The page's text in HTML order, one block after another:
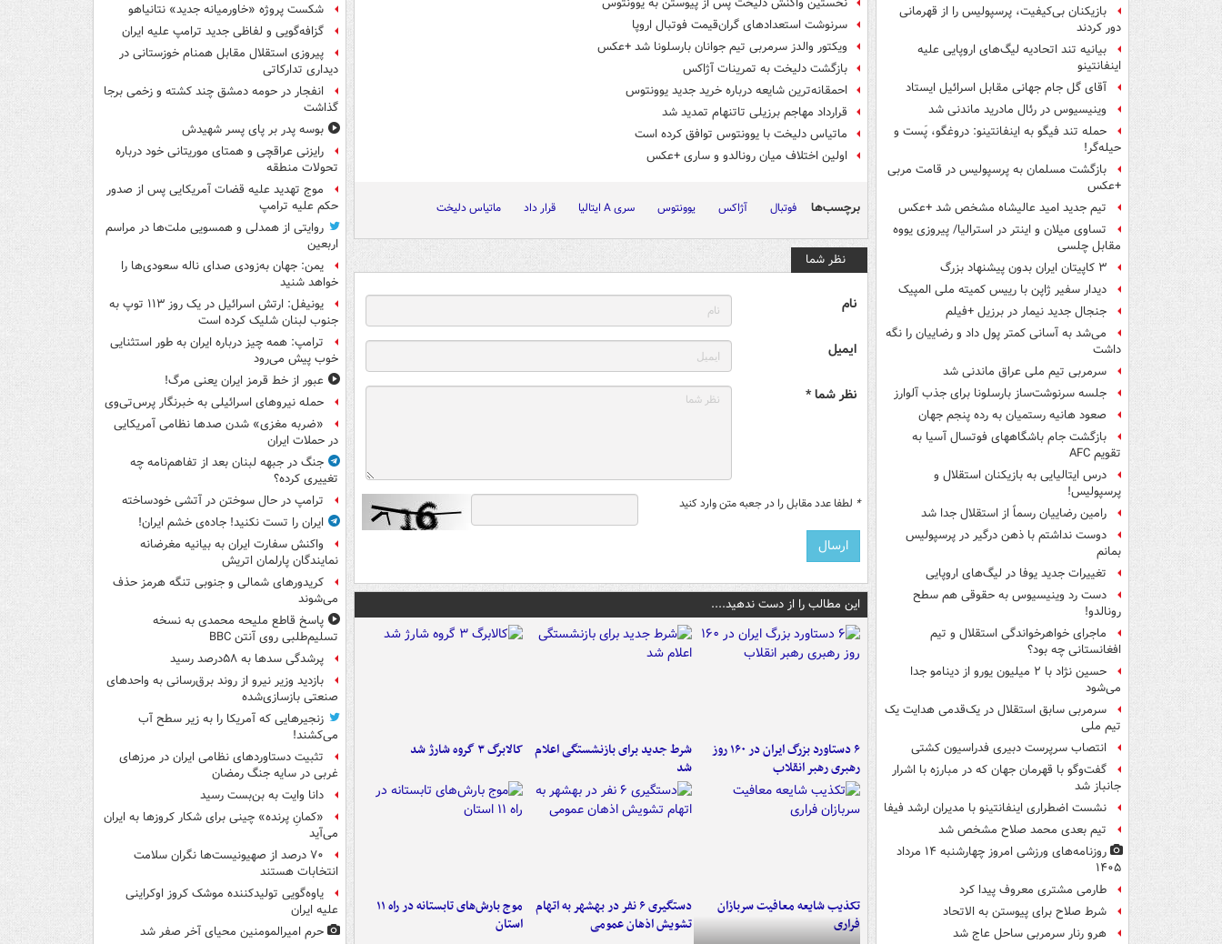
بازیکنان بی‌کیفیت، پرسپولیس را از قهرمانی
دور کردند
بیانیه تند اتحادیه لیگ‌های اروپایی علیه
اینفانتینو
آقای گل جام جهانی مقابل اسرائیل ایستاد
وینیسیوس در رئال مادرید ماندنی شد
حمله تند فیگو به اینفانتینو: دروغگو، پَست‌ و
حیله‌گر!
بازگشت مسلمان به پرسپولیس در قامت مربی
+عکس
تیم جدید امید عالیشاه مشخص شد +عکس
تساوی میلان و اینتر در استرالیا/ پیروزی یووه
مقابل چلسی
۳ کاپیتان ایران بدون پیشنهاد بزرگ
دیدار سفیر ژاپن با رییس کمیته ملی المپیک
جنجال جدید نیمار در برزیل +فیلم
می‌شد به آسانی کمتر پول داد و رضاییان را نگه
داشت
سرمربی تیم ملی عراق ماندنی شد
جلسه سرنوشت‌ساز بارسلونا برای جذب آلوارز
صعود هانیه رستمیان به رده پنجم جهان
بازگشت جام باشگاههای فوتسال آسیا به
تقویم AFC
درس ایتالیایی‌ به بازیکنان استقلال و
پرسپولیس!
رامین رضاییان رسماً از استقلال جدا شد
دوست نداشتم با ذهن درگیر در پرسپولیس
بمانم
تغییرات جدید یوفا در لیگ‌های اروپایی
دست رد وینیسیوس به حقوقی هم سطح
رونالدو!
ماجرای خواهرخواندگی استقلال و تیم
افغانستانی چه بود؟
حسین نژاد با ۲ میلیون یورو از دینامو جدا
می‌شود
سرمربی سابق استقلال در یک‌قدمی هدایت یک
تیم ملی
انتصاب سرپرست دبیری فدراسیون کشتی
گفت‌وگو با قهرمان جهان که در مبارزه با اشرار
جانباز شد
نشست اضطراری اینفانتینو با مدیران ارشد فیفا
تیم بعدی محمد صلاح مشخص شد
روزنامه‌های ورزشی امروز چهارشنبه ۱۴ مرداد
۱۴۰۵
طارمی مشتری معروف پیدا کرد
شرط صلاح برای پیوستن به الاتحاد
هرو رنار سرمربی ساحل عاج شد
نخستین واکنش دلیخت پس از پیوستن به یوونتوس
سرنوشت استعدادهای گران‌قیمت فوتبال اروپا
ویکتور والدز سرمربی تیم جوانان بارسلونا شد +عکس
بازگشت دلیخت به تمرینات آژاکس
احمقانه‌ترین شایعه درباره خرید جدید یوونتوس
قرارداد مهاجم برزیلی تاتنهام تمدید شد
ماتیاس دلیخت با یوونتوس توافق کرده است
اولین اختلاف میان رونالدو و ساری +عکس
برچسب‌ها فوتبال آژاکس یوونتوس سری A ایتالیا قرار داد ماتیاس دلیخت
نظر شما
نام
ایمیل
نظر شما *
* لطفا عدد مقابل را در جعبه متن وارد کنید
این مطالب را از دست ندهید....
۶ دستاورد بزرگ ایران در ۱۶۰ روز
رهبری رهبر انقلاب
شرط جدید برای بازنشستگی اعلام
شد
کالابرگ ۳ گروه شارژ شد
تکذیب شایعه معافیت سربازان
فراری
دستگیری ۶ نفر در بهشهر به اتهام
تشویش اذهان عمومی
موج بارش‌های تابستانه در راه ۱۱
استان
شکست پروژه «خاورمیانه جدید» نتانیاهو
گزافه‌گویی و لفاظی جدید ترامپ علیه ایران
پیروزی استقلال مقابل همنام خوزستانی در
دیداری تدارکاتی
انفجار در حومه دمشق چند کشته و زخمی برجا
گذاشت
بوسه‌ پدر بر پای پسر شهیدش
رایزنی عراقچی و همتای موریتانی خود درباره
تحولات منطقه
موج تهدید علیه قضات آمریکایی پس از صدور
حکم علیه ترامپ
روایتی از همدلی و همسویی ملت‌ها در مراسم
اربعین
یمن: جهان به‌زودی صدای ناله سعودی‌ها را
خواهد شنید
یونیفل: ارتش اسرائیل در یک روز ۱۱۳ توپ به
جنوب لبنان شلیک کرده است
ترامپ: همه چیز درباره ایران به طور استثنایی
خوب پیش می‌رود
عبور از خط قرمز ایران یعنی مرگ!
حمله نیروهای اسرائیلی به خبرنگار پرس‌تی‌وی
«ضربه مغزی» شدن صدها نظامی آمریکایی
در حملات ایران
جنگ در جبهه لبنان بعد از تفاهم‌نامه چه
تغییری کرده؟
ترامپ در حال سوختن در آتشی خودساخته
ایران را تست نکنید! جاده‌ی خشم ایران!
واکنش سفارت ایران به بیانیه مغرضانه
نمایندگان پارلمان اتریش
کریدورهای شمالی و جنوبی تنگه هرمز حذف
می‌شوند
پاسخ قاطع ملیحه محمدی به نسخه
تسلیم‌طلبی روی آنتن BBC
پرشدگی سدها به ۵۸درصد رسید
بازدید وزیر نیرو از روند برق‌رسانی به واحدهای
صنعتی بازسازی‌شده
زنجیرهایی که آمریکا را به زیر سطح آب
می‌کشند!
تثبیت دستاوردهای نظامی ایران در مرزهای
غربی در سایه جنگ رمضان
دانا وایت به بن‌بست رسید
«کمانِ پرنده» چینی برای شکار کروزها به ایران
می‌آید
۷۰ درصد از صهیونیست‌ها نگران سلامت
انتخابات هستند
یاوه‌گویی تولیدکننده موشک کروز اوکراینی
علیه ایران
حرم امیرالمومنین محیای آخر صفر شد